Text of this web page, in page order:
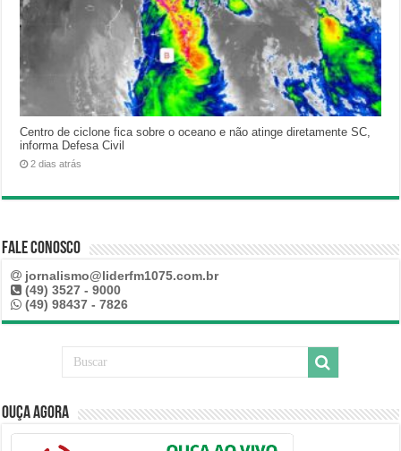
Centro de ciclone fica sobre o oceano e não atinge diretamente SC,
informa Defesa Civil
2 dias atrás
Fale Conosco
jornalismo@liderfm1075.com.br
(49) 3527 - 9000
(49) 98437 - 7826
Ouça Agora